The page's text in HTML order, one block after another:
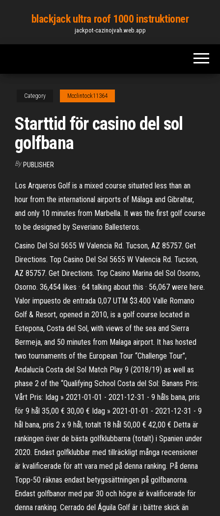
content
blackjack ultra roof 1000 instruktioner
jackpot-cazinojvah.web.app
Category Mcclintock11364
Starttid för casino del sol
golfbana
By PUBLISHER
Los Arqueros Golf is a mixed course situated less than an
hour from the international airports of Málaga and Gibraltar,
and only 10 minutes from Marbella. It was the first golf course
to be designed by Severiano Ballesteros.
Casino Del Sol 5655 W Valencia Rd. Tucson, AZ 85757. Get
Directions. Top Casino Del Sol 5655 W Valencia Rd. Tucson,
AZ 85757. Get Directions. Top Casino Marina del Sol Osorno,
Osorno. 36,454 likes · 64 talking about this · 56,067 were here.
Valor impuesto de entrada 0,07 UTM $3.400 Valle Romano
Golf & Resort, opened in 2010, is a golf course located in
Estepona, Costa del Sol, with views of the sea and Sierra
Bermeja, and 50 minutes from Malaga airport. It has hosted
two tournaments of the European Tour “Challenge Tour”,
Andalucía Costa del Sol Match Play 9 (2018/19) as well as
phase 2 of the “Qualifying School Costa del Sol: Banans Pris:
Vårt Pris: Idag » 2021-01-01 - 2021-12-31 - 9 håls bana, pris
för 9 hål 35,00 € 30,00 € Idag » 2021-01-01 - 2021-12-31 - 9
hål bana, pris 2 x 9 hål, totalt 18 hål 50,00 € 42,00 € Detta är
rankingen över de bästa golfklubbarna (totalt) i Spanien under
2020. Endast golfklubbar med tillräckligt många recensioner
är kvalificerade för att vara med på denna ranking. På denna
Topp-50 räknas endast betygssättningen på golfbanorna.
Endast golfbanor med par 30 och högre är kvalificerade för
denna ranking. Cerrado del Águila Golf är i bättre skick än